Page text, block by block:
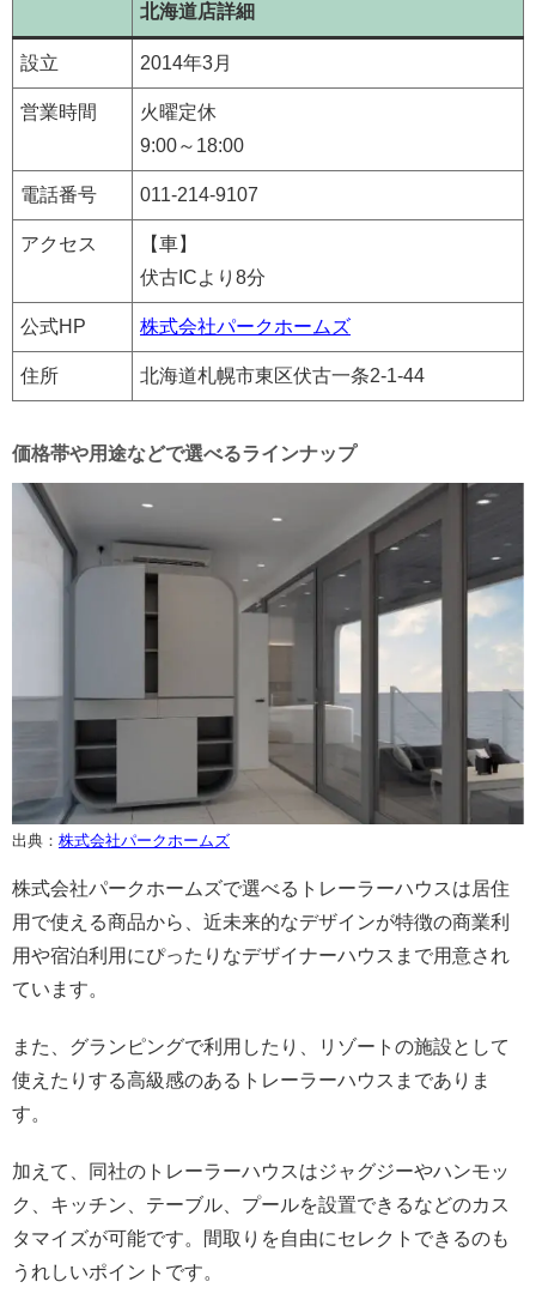
北海道店詳細
設立 2014年3月
営業時間
火曜定休
9:00～18:00
電話番号 011-214-9107
アクセス
【車】
伏古ICより8分
公式HP 株式会社パークホームズ
住所 北海道札幌市東区伏古一条2-1-44
価格帯や用途などで選べるラインナップ
出典： 株式会社パークホームズ
株式会社パークホームズで選べるトレーラーハウスは居住
用で使える商品から、近未来的なデザインが特徴の商業利
用や宿泊利用にぴったりなデザイナーハウスまで用意され
ています。
また、グランピングで利用したり、リゾートの施設として
使えたりする高級感のあるトレーラーハウスまでありま
す。
加えて、同社のトレーラーハウスはジャグジーやハンモッ
ク、キッチン、テーブル、プールを設置できるなどのカス
タマイズが可能です。間取りを自由にセレクトできるのも
うれしいポイントです。